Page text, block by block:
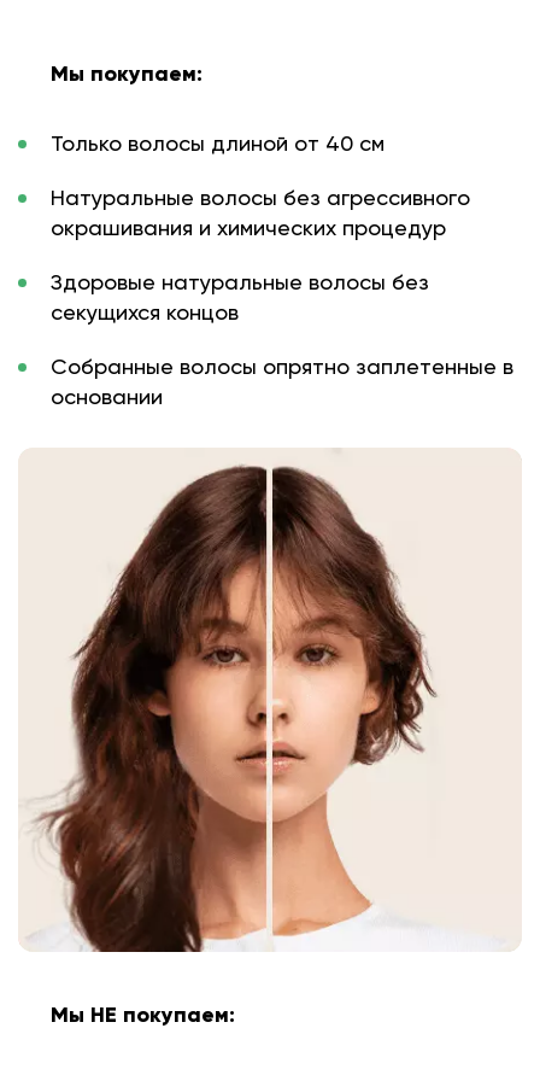
Мы покупаем:
Только волосы длиной от 40 см
Натуральные волосы без агрессивного
окрашивания и химических процедур
Здоровые натуральные волосы без
секущихся концов
Собранные волосы опрятно заплетенные в
основании
Мы НЕ покупаем: